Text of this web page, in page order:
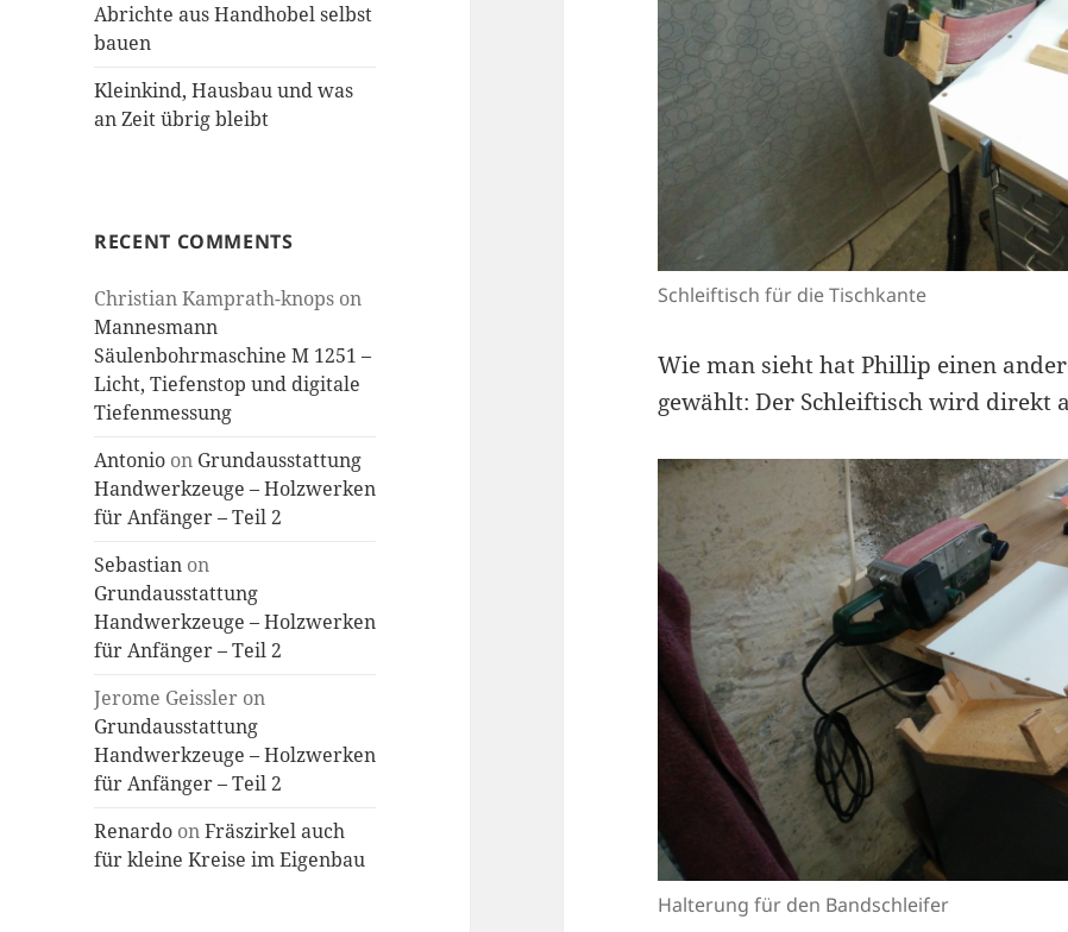
Abrichte aus Handhobel selbst
bauen
Kleinkind, Hausbau und was
an Zeit übrig bleibt
RECENT COMMENTS
Christian Kamprath-knops on
Mannesmann
Säulenbohrmaschine M 1251 –
Licht, Tiefenstop und digitale
Tiefenmessung
Antonio on Grundausstattung
Handwerkzeuge – Holzwerken
für Anfänger – Teil 2
Sebastian on
Grundausstattung
Handwerkzeuge – Holzwerken
für Anfänger – Teil 2
Jerome Geissler on
Grundausstattung
Handwerkzeuge – Holzwerken
für Anfänger – Teil 2
Renardo onFräszirkel auch
für kleine Kreise im Eigenbau
Schleiftisch für die Tischkante
Wie man sieht hat Phillip einen
gewählt: Der Schleiftisch wird direkt
Halterung für den Bandschleifer